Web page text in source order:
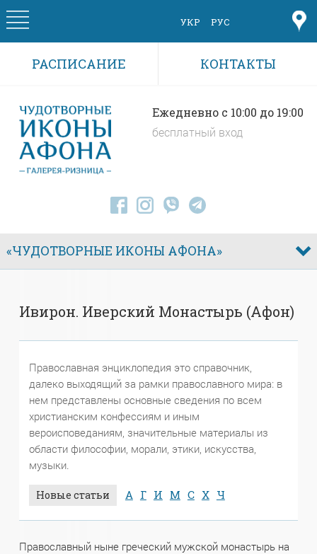
Skip to main content
УКР РУС
РАСПИСАНИЕ КОНТАКТЫ
Ежедневно c 10:00 до 19:00
бесплатный вход
«ЧУДОТВОРНЫЕ ИКОНЫ АФОНА»
Ивирон. Иверский Монастырь (Афон)
Православная энциклопедия это справочник,
далеко выходящий за рамки православного мира: в
нем представлены основные сведения по всем
христианским конфессиям и иным
вероисповеданиям, значительные материалы из
области философии, морали, этики, искусства,
музыки.
Новые статьи А Г И М С Х Ч
Православный ныне греческий мужской монастырь на